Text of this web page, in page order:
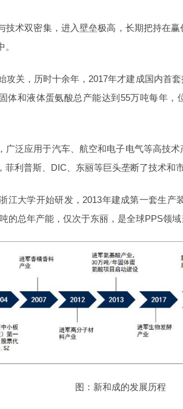
技术双密集，进入壁垒极高，长期把持在
攻关，历时十余年，2017年才建成国内首
体和液体蛋氨酸总产能达到55万吨每年，
广泛应用于汽车、航空和电子电气等高技
菲利普斯、DIC、东丽等巨头垄断了技术和
江大学开始研发，2013年建成第一套生产
的总年产能，仅次于东丽，是全球PPS领
图：新和成的发展历程